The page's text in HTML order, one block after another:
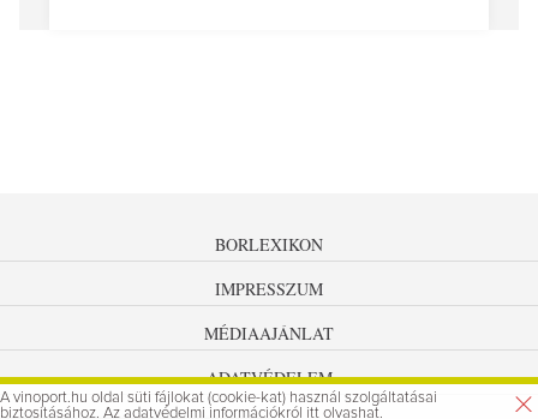
BORLEXIKON
IMPRESSZUM
MÉDIAAJÁNLAT
ADATVÉDELEM
A vinoport.hu oldal süti fájlokat (cookie-kat) használ szolgáltatásai
biztosításához. Az adatvédelmi információkról itt olvashat.